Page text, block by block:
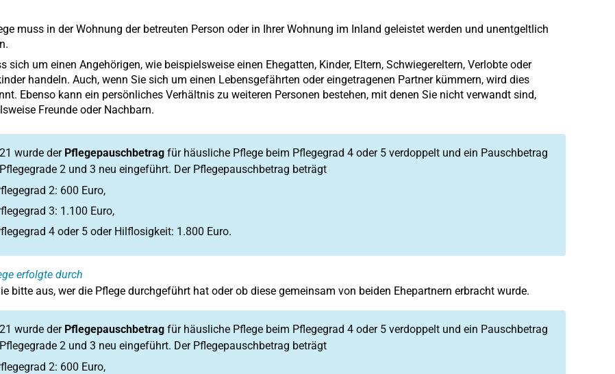
muss in der Wohnung der betreuten Person oder in Ihrer Wohnung im Inland geleistet werden und unentgeltlich
sich um einen Angehörigen, wie beispielsweise einen Ehegatten, Kinder, Eltern, Schwiegereltern, Verlobte oder
handeln. Auch, wenn Sie sich um einen Lebensgefährten oder eingetragenen Partner kümmern, wird dies
Ebenso kann ein persönliches Verhältnis zu weiteren Personen bestehen, mit denen Sie nicht verwandt sind,
Freunde oder Nachbarn.
wurde der Pflegepauschbetragfür häusliche Pflege beim Pflegegrad 4 oder 5 verdoppelt und ein Pauschbetrag
2 und 3 neu eingeführt. Der Pflegepauschbetrag beträgt
2: 600 Euro,
3: 1.100 Euro,
4 oder 5 oder Hilflosigkeit: 1.800 Euro.
erfolgte durch
bitte aus, wer die Pflege durchgeführt hat oder ob diese gemeinsam von beiden Ehepartnern erbracht wurde.
wurde der Pflegepauschbetragfür häusliche Pflege beim Pflegegrad 4 oder 5 verdoppelt und ein Pauschbetrag
2 und 3 neu eingeführt. Der Pflegepauschbetrag beträgt
2: 600 Euro,